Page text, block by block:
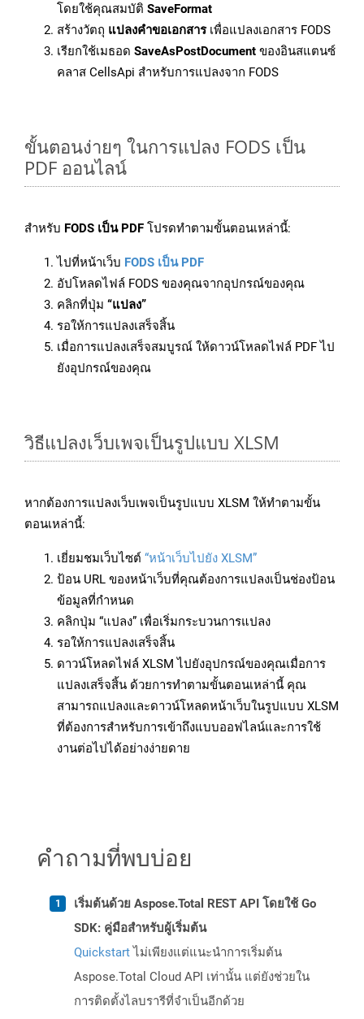
โดยใช้คุณสมบัติ SaveFormat
สร้างวัตถุ แปลงคำขอเอกสารเพื่อแปลงเอกสาร FODS
เรียกใช้เมธอด SaveAsPostDocument ของอินสแตนซ์
คลาส CellsApi สำหรับการแปลงจาก FODS
ขั้นตอนง่ายๆ ในการแปลง FODS เป็น
PDF ออนไลน์
สำหรับ FODS เป็น PDF โปรดทำตามขั้นตอนเหล่านี้:
ไปที่หน้าเว็บ FODS เป็น PDF
อัปโหลดไฟล์ FODS ของคุณจากอุปกรณ์ของคุณ
คลิกที่ปุ่ม “แปลง”
รอให้การแปลงเสร็จสิ้น
เมื่อการแปลงเสร็จสมบูรณ์ ให้ดาวน์โหลดไฟล์ PDF ไป
ยังอุปกรณ์ของคุณ
วิธีแปลงเว็บเพจเป็นรูปแบบ XLSM
หากต้องการแปลงเว็บเพจเป็นรูปแบบ XLSM ให้ทำตามขั้น
ตอนเหล่านี้:
เยี่ยมชมเว็บไซต์ “หน้าเว็บไปยัง XLSM”
ป้อน URL ของหน้าเว็บที่คุณต้องการแปลงเป็นช่องป้อน
ข้อมูลที่กำหนด
คลิกปุ่ม “แปลง” เพื่อเริ่มกระบวนการแปลง
รอให้การแปลงเสร็จสิ้น
ดาวน์โหลดไฟล์ XLSM ไปยังอุปกรณ์ของคุณเมื่อการ
แปลงเสร็จสิ้น ด้วยการทำตามขั้นตอนเหล่านี้ คุณ
สามารถแปลงและดาวน์โหลดหน้าเว็บในรูปแบบ XLSM
ที่ต้องการสำหรับการเข้าถึงแบบออฟไลน์และการใช้
งานต่อไปได้อย่างง่ายดาย
คำถามที่พบบ่อย
เริ่มต้นด้วย Aspose.Total REST API โดยใช้ Go
SDK: คู่มือสำหรับผู้เริ่มต้น
Quickstartไม่เพียงแต่แนะนำการเริ่มต้น
Aspose.Total Cloud API เท่านั้น แต่ยังช่วยใน
การติดตั้งไลบรารีที่จำเป็นอีกด้วย